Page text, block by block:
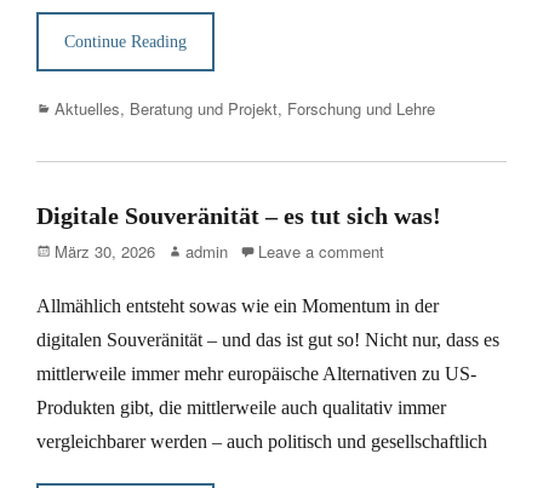
Continue Reading
Categories
Aktuelles, Beratung und Projekt, Forschung und Lehre
Digitale Souveränität – es tut sich was!
Posted
März 30, 2026 Author
admin Leave a comment
Allmählich entsteht sowas wie ein Momentum in der
digitalen Souveränität – und das ist gut so! Nicht nur, dass es
mittlerweile immer mehr europäische Alternativen zu US-
Produkten gibt, die mittlerweile auch qualitativ immer
vergleichbarer werden – auch politisch und gesellschaftlich